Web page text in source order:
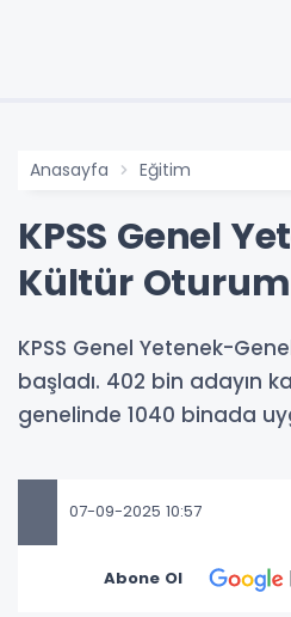
Anasayfa Eğitim
KPSS Genel
Kültür
KPSS Genel Yetenek-
başladı. 402 bin adayın
genelinde 1040 binada
07-09-2025 10:57
Abone Ol